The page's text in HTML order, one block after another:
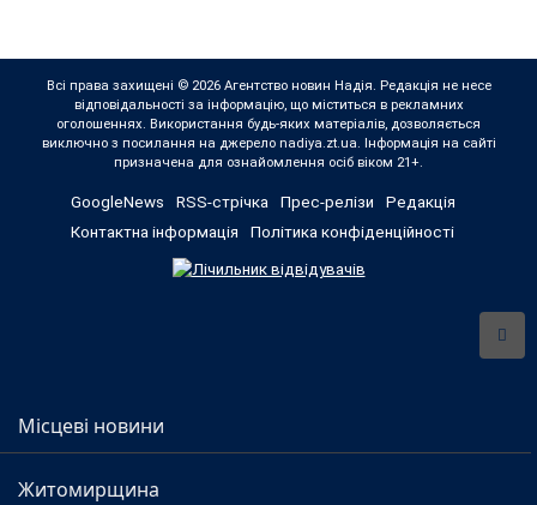
Всі права захищені © 2026 Агентство новин Надія. Редакція не несе
відповідальності за інформацію, що міститься в рекламних
оголошеннях. Використання будь-яких матеріалів, дозволяється
виключно з посилання на джерело nadiya.zt.ua. Інформація на сайті
призначена для ознайомлення осіб віком 21+.
GoogleNews RSS-стрічка Прес-релізи
Редакція
Контактна інформація
Політика конфіденційності
Місцеві новини
Житомирщина